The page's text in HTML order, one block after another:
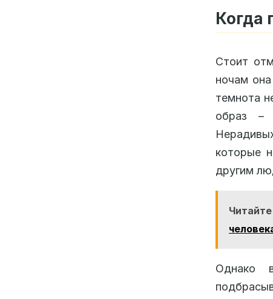
Когда
Стоит
ночам
темнота
образ –
которые
другим
Однако